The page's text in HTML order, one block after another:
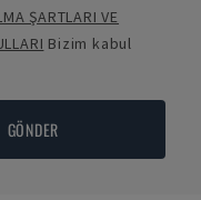
ŞARTLARI VE
Bizim kabul
GÖNDER